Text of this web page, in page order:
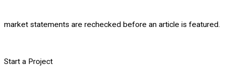
market statements are rechecked before an article is featured.
Start a Project